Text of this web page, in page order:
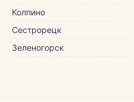
Колпино
Сестрорецк
Зеленогорск